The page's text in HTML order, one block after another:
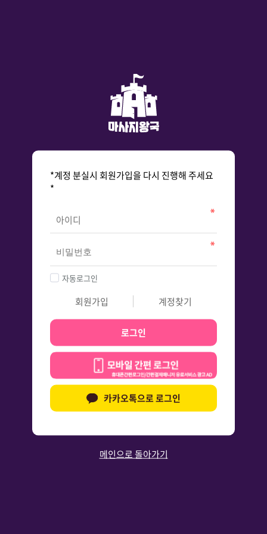
*계정 분실시 회원가입을 다시 진행해 주세요
*
자동로그인
회원가입 계정찾기
로그인
카카오톡으로 로그인
메인으로 돌아가기